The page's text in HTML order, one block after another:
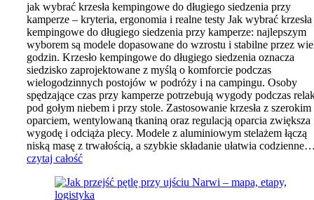
jak wybrać krzesła kempingowe do długiego siedzenia przy
kamperze – kryteria, ergonomia i realne testy Jak wybrać krzesła
kempingowe do długiego siedzenia przy kamperze: najlepszym
wyborem są modele dopasowane do wzrostu i stabilne przez
godzin. Krzesło kempingowe do długiego siedzenia oznacza
siedzisko zaprojektowane z myślą o komforcie podczas
wielogodzinnych postojów w podróży i na campingu. Osoby
spędzające czas przy kamperze potrzebują wygody podczas
pod gołym niebem i przy stole. Zastosowanie krzesła z szerokim
oparciem, wentylowaną tkaniną oraz regulacją oparcia zwiększa
wygodę i odciąża plecy. Modele z aluminiowym stelażem łączą
niską masę z trwałością, a szybkie składanie ułatwia
czytaj całość